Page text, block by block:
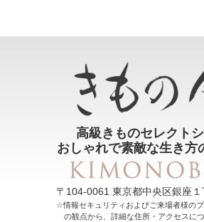
高級きものセレクト
おしゃれで素敵な生き方
〒104-0061 東京都中央区銀座１
情報セキュリティおよびご来場者様の
の観点から、詳細な住所・アクセスに